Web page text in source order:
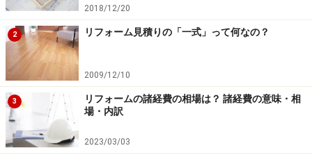
次のページでは、照明を活用したリフォーム、2つの部
屋を1部屋にするリフォームをご紹介します。
※記事内容は執筆時点のものです。最新の内容をご確認くださ
い。
2018/12/20
2 リフォーム見積りの「一式」って何なの？
2009/12/10
3
リフォームの諸経費の相場は？ 諸経費の意味・相
場・内訳
2023/03/03